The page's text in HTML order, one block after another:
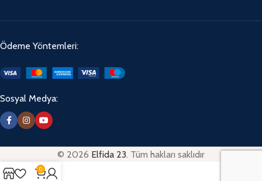
Ödeme Yöntemleri:
Sosyal Medya:
© 2026 Elfida 23. Tüm hakları saklıdır
0